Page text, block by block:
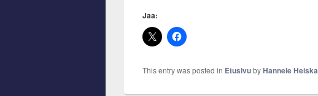
Jaa:
This entry was posted in EtusivubyHannele